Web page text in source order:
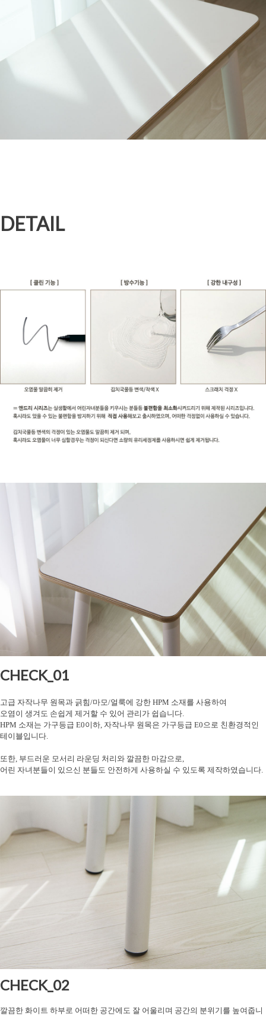
DETAIL
CHECK_01
고급 자작나무 원목과 긁힘/마모/얼룩에 강한 HPM 소재를 사용하여
오염이 생겨도 손쉽게 제거할 수 있어 관리가 쉽습니다.
HPM 소재는 가구등급 E0이하, 자작나무 원목은 가구등급 E0으로 친환경적인
테이블입니다.
또한, 부드러운 모서리 라운딩 처리와 깔끔한 마감으로,
어린 자녀분들이 있으신 분들도 안전하게 사용하실 수 있도록 제작하였습니다.
CHECK_02
깔끔한 화이트 하부로 어떠한 공간에도 잘 어울리며 공간의 분위기를 높여줍니